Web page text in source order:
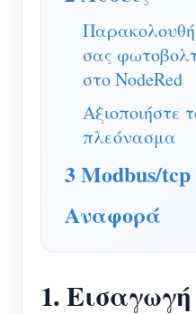
Ελεγκτής ισχύος
IAMMETER
Υπηρεσία αυτο-
Φορτιστής EV
IAMMETER
Εικονικός
Σύστημα
σας
στο NodeRed
Αξιοποιήστε
πλεόνασμα
3 Modbus/tcp
Αναφορά
1. Εισαγωγή